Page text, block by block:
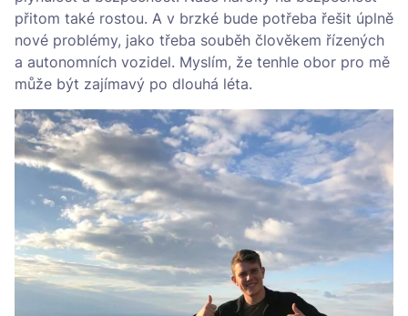
přitom také rostou. A v brzké bude potřeba řešit úplně
nové problémy, jako třeba souběh člověkem řízených
a autonomních vozidel. Myslím, že tenhle obor pro mě
může být zajímavý po dlouhá léta.